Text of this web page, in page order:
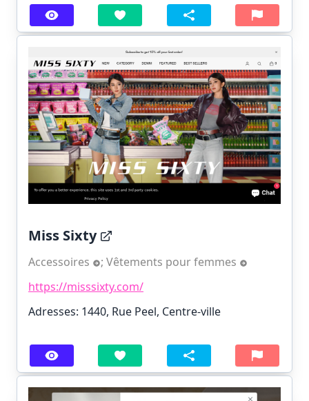
Miss Sixty
Accessoires ; Vêtements pour femmes
https://misssixty.com/
Adresses: 1440, Rue Peel, Centre-ville